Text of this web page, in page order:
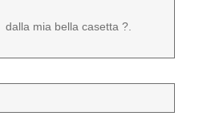
dalla mia bella casetta ?.